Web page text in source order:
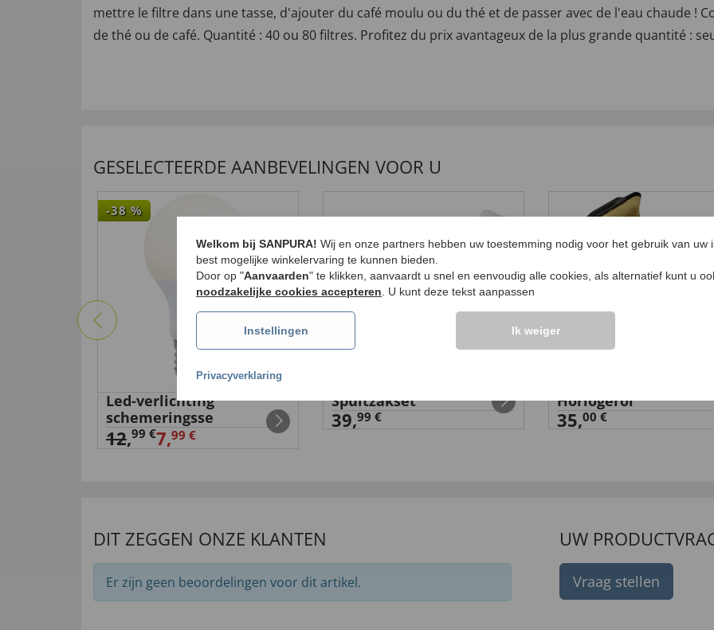
mettre le filtre dans une tasse, d'ajouter du café moulu ou du thé et de passer avec de l'eau chaude !
de thé ou de café. Quantité : 40 ou 80 filtres. Profitez du prix avantageux de la plus grande quantité :
GESELECTEERDE AANBEVELINGEN VOOR U
-38 %
Led-verlichting
schemeringsse
12,99 €7,99 €
Spuitzakset
39,99 €
Horlogerol
35,00 €
DIT ZEGGEN ONZE KLANTEN
Er zijn geen beoordelingen voor dit artikel.
UW
Vraag stellen
Welkom bij SANPURA! Wij en onze partners hebben uw toestemming nodig voor het gebruik van uw
best mogelijke winkelervaring te kunnen bieden.
Door op "Aanvaarden" te klikken, aanvaardt u snel en eenvoudig alle cookies, als alternatief kunt u
noodzakelijke cookies accepteren . U kunt deze tekst aanpassen
Instellingen Ik weiger
Privacyverklaring